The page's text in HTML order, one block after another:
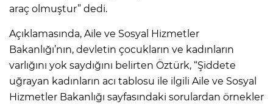
araç olmuştur” dedi.
Açıklamasında, Aile ve Sosyal Hizmetler
Bakanlığı’nın, devletin çocukların ve kadınların
varlığını yok saydığını belirten Öztürk, “Şiddete
uğrayan kadınların acı tablosu ile ilgili Aile ve Sosyal
Hizmetler Bakanlığı sayfasındaki sorulardan örnekler